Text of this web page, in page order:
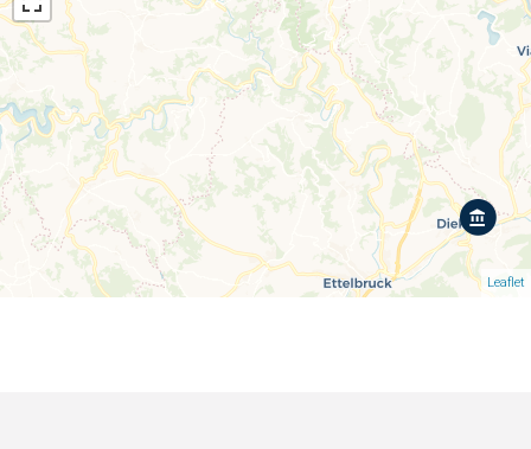
Leaflet